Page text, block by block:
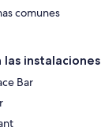
comunes
las instalaciones
Bar